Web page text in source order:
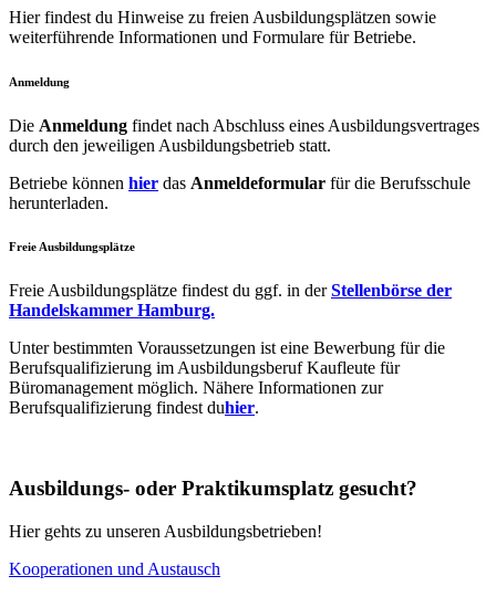
Hier findest du Hinweise zu freien Ausbildungsplätzen sowie
weiterführende Informationen und Formulare für Betriebe.
Anmeldung
Die Anmeldung findet nach Abschluss eines Ausbildungsvertrages
durch den jeweiligen Ausbildungsbetrieb statt.
Betriebe können hier das Anmeldeformular für die Berufsschule
herunterladen.
Freie Ausbildungsplätze
Freie Ausbildungsplätze findest du ggf. in derStellenbörse der
Handelskammer Hamburg.
Unter bestimmten Voraussetzungen ist eine Bewerbung für die
Berufsqualifizierung im Ausbildungsberuf Kaufleute für
Büromanagement möglich. Nähere Informationen zur
Berufsqualifizierung findest duhier.
Ausbildungs- oder Praktikumsplatz gesucht?
Hier gehts zu unseren Ausbildungsbetrieben!
Kooperationen und Austausch